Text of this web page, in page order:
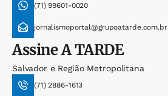
(71) 99601-0020
jornalismoportal@grupoatarde.com.br
AssineA TARDE
Salvador e Região Metropolitana
(71) 2886-1613